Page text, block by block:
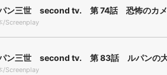
ン三世 second tv. 第 74話 恐怖のカメ
/Screenplay
ン三世 second tv. 第 83話 ルパンの
/Screenplay